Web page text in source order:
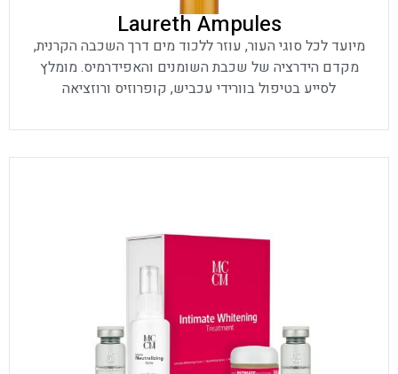
Laureth Ampules
מיועד לכל סוגי העור, עוזר ללכוד מים דרך השכבה הקרנית,
מקדם הידרציה של שכבת השומנים והאפידרמיס. מומלץ
לסייע בטיפול בוורידי עכביש, קופרוזיס ורוזציאה